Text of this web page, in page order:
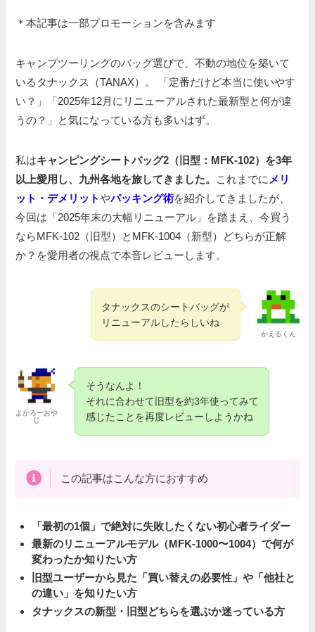
＊本記事は一部プロモーションを含みます
キャンプツーリングのバッグ選びで、不動の地位を築いて
いるタナックス（TANAX）。 「定番だけど本当に使いやす
い？」「2025年12月にリニューアルされた最新型と何が違
うの？」と気になっている方も多いはず。
私はキャンピングシートバッグ2（旧型：MFK-102）を3年
以上愛用し、九州各地を旅してきました。 これまでに メリ
ット・デメリットやパッキング術を紹介してきましたが、
今回は「2025年末の大幅リニューアル」を踏まえ、今買う
ならMFK-102（旧型）とMFK-1004（新型）どちらが正解
か？を愛用者の視点で本音レビューします。
かえるくん
タナックスのシートバッグが
リニューアルしたらしいね
よかろーおや
じ
そうなんよ！
それに合わせて旧型を約3年使ってみて
感じたことを再度レビューしようかね
この記事はこんな方におすすめ
「最初の1個」で絶対に失敗したくない初心者ライダー
最新のリニューアルモデル（MFK-1000〜1004）で何が
変わったか知りたい方
旧型ユーザーから見た「買い替えの必要性」や「他社と
の違い」を知りたい方
タナックスの新型・旧型どちらを選ぶか迷っている方